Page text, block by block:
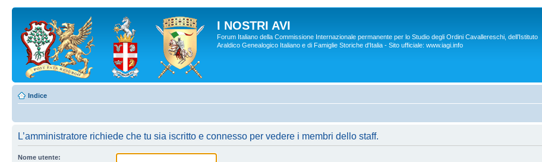
I NOSTRI AVI
Forum Italiano della Commissione Internazionale permanente per lo Studio degli Ordini Cavallereschi, dell’Istituto
Araldico Genealogico Italiano e di Famiglie Storiche d'Italia - Sito ufficiale: www.iagi.info
Indice
L’amministratore richiede che tu sia iscritto e connesso per vedere i membri dello staff.
Nome utente: